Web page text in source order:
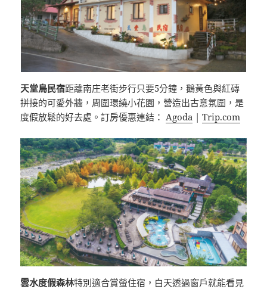
天堂鳥民宿距離南庄老街步行只要5分鐘，鵝黃色與紅磚
拼接的可愛外牆，周圍環繞小花園，營造出古意氛圍，是
度假放鬆的好去處。訂房優惠連結： Agoda |Trip.com
雲水度假森林特別適合賞螢住宿，白天透過窗戶就能看見